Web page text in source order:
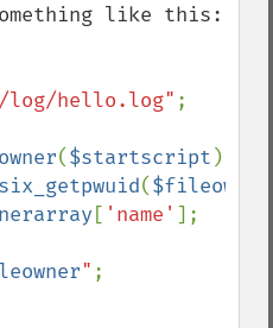
like this:
log/hello.log" ;
($startscript
(
[ 'name' ];
"